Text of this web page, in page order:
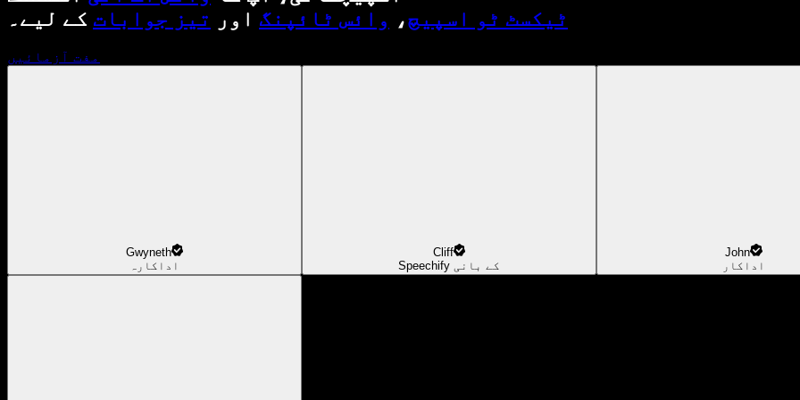
ٹیکسٹ ٹو اسپیچ، وائس ٹائپنگ اور تیز جوابات کے لیے۔
مفت آزمائیں
Gwyneth
اداکارہ
Cliff
Speechify کے بانی
John
اداکار